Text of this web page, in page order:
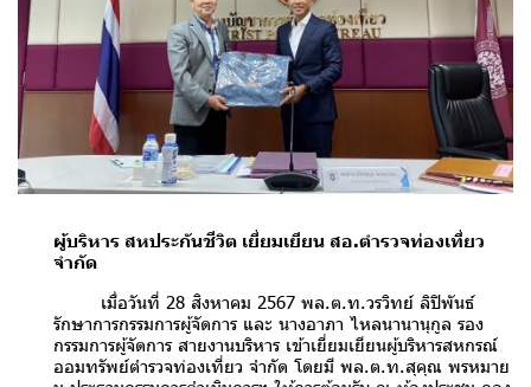
ผู้บริหาร สหประกันชีวิต เยี่ยมเยียน สอ.ตำรวจท่องเที่ยว
จำกัด
เมื่อวันที่ 28 สิงหาคม 2567 พล.ต.ท.วรวิทย์ ลิปิพันธ์
รักษาการกรรมการผู้จัดการ และ นางอาภา ไหลนานานุกูล รอง
กรรมการผู้จัดการ สายงานบริหาร เข้าเยี่ยมเยียนผู้บริหารสหกรณ์
ออมทรัพย์ตำรวจท่องเที่ยว จำกัด โดยมี พล.ต.ท.สุคุณ พรหมาย